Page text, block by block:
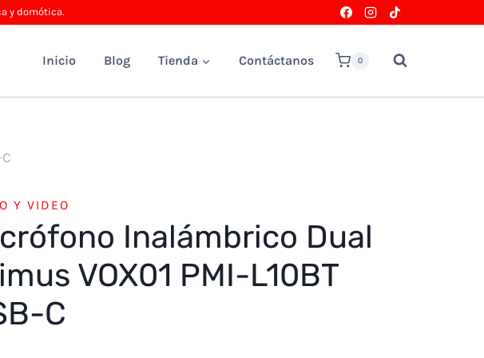
y domótica.
Inicio Blog Tienda Contáctanos 0
Y VIDEO
Inalámbrico Dual
VOX01 PMI-L10BT
C